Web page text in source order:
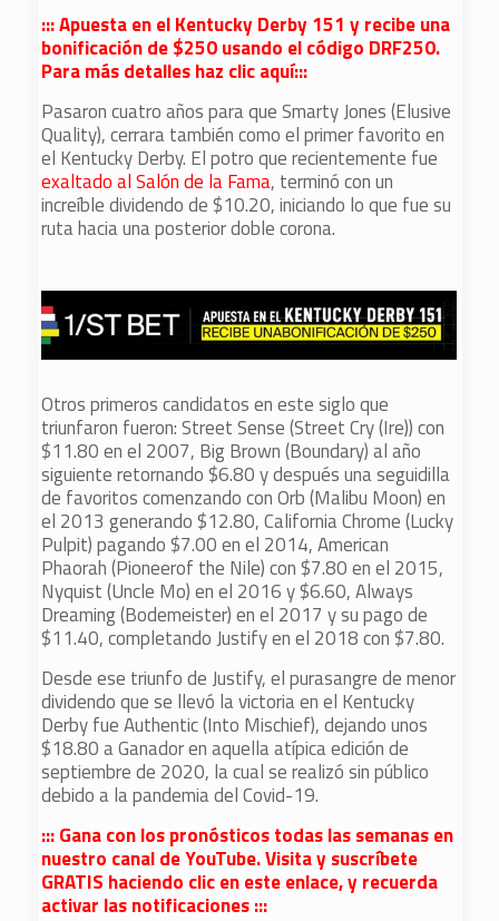
::: Apuesta en el Kentucky Derby 151 y recibe una
bonificación de $250 usando el código DRF250.
Para más detalles haz clic aquí:::
Pasaron cuatro años para que Smarty Jones (Elusive
Quality), cerrara también como el primer favorito en
el Kentucky Derby. El potro que recientemente fue
exaltado al Salón de la Fama, terminó con un
increíble dividendo de $10.20, iniciando lo que fue su
ruta hacia una posterior doble corona.
Otros primeros candidatos en este siglo que
triunfaron fueron: Street Sense (Street Cry (Ire)) con
$11.80 en el 2007, Big Brown (Boundary) al año
siguiente retornando $6.80 y después una seguidilla
de favoritos comenzando con Orb (Malibu Moon) en
el 2013 generando $12.80, California Chrome (Lucky
Pulpit) pagando $7.00 en el 2014, American
Phaorah (Pioneerof the Nile) con $7.80 en el 2015,
Nyquist (Uncle Mo) en el 2016 y $6.60, Always
Dreaming (Bodemeister) en el 2017 y su pago de
$11.40, completando Justify en el 2018 con $7.80.
Desde ese triunfo de Justify, el purasangre de menor
dividendo que se llevó la victoria en el Kentucky
Derby fue Authentic (Into Mischief), dejando unos
$18.80 a Ganador en aquella atípica edición de
septiembre de 2020, la cual se realizó sin público
debido a la pandemia del Covid-19.
::: Gana con los pronósticos todas las semanas en
nuestro canal de YouTube. Visita y suscríbete
GRATIS haciendo clic en este enlace, y recuerda
activar las notificaciones :::